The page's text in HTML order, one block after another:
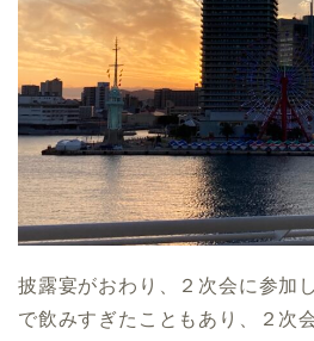
披露宴がおわり、２次会に参加
で飲みすぎたこともあり、２次